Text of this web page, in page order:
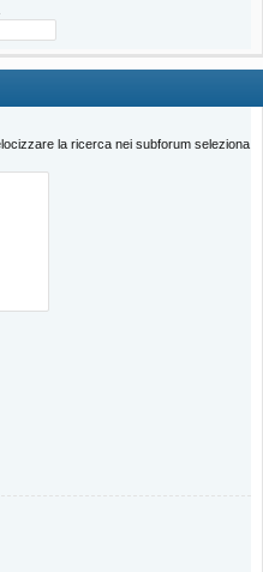
la ricerca nei subforum seleziona